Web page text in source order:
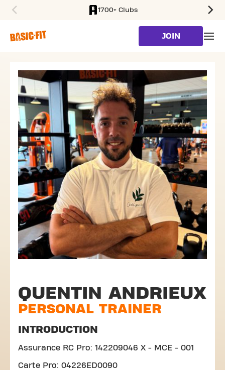
1700+ Clubs
JOIN
QUENTIN ANDRIEUX
PERSONAL TRAINER
INTRODUCTION
Assurance RC Pro: 142209046 X - MCE - 001
Carte Pro: 04226ED0090